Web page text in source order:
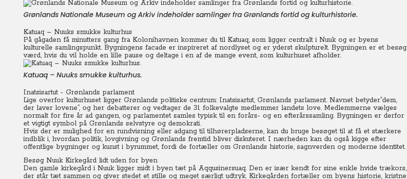
Grønlands Nationale Museum og Arkiv indeholder samlinger fra Grønlands fortid og kulturhistorie.
Katuaq – Nuuks smukke kulturhus
På gågaden få minutters gang fra Kolonihavnen kommer du til Katuaq, som ligger centralt i Nuuk og er byens
kulturelle samlingspunkt. Bygningens facade er inspireret af nordlyset og er yderst skulpturelt. Bygningen er et besøg
værd, hvis du vil holde en lille pause og deltage i en af de mange event, som kulturhuset afholder.
Katuaq – Nuuks smukke kulturhus.
Inatsisartut - Grønlands parlament
Lige overfor kulturhuset ligger Grønlands politiske centrum: Inatsisartut, Grønlands parlament. Navnet betyder”dem,
der laver lovene”, og her debatterer og vedtager de 31 folkevalgte medlemmer landets love. Medlemmerne vælges
normalt for fire år ad gangen, og parlamentet samles typisk til en forårs- og en efterårssamling. Bygningen er derfor
et vigtigt symbol på Grønlands selvstyre og demokrati.
Hvis der er mulighed for en rundvisning eller adgang til tilhørerpladserne, kan du bruge besøget til at få et stærkere
indblik i, hvordan politik, lovgivning og Grønlands fremtid bliver diskuteret. I nærheden kan du også kigge efter
offentlige bygninger og kunst i byrummet, fordi de fortæller om Grønlands historie, sagnverden og moderne identitet.
Besøg Nuuk Kirkegård lidt uden for byen
Den gamle kirkegård i Nuuk ligger midt i byen tæt på Aqqusinersuaq. Den er især kendt for sine enkle hvide trækors,
der står tæt sammen og giver stedet et stille og meget særligt udtryk. Kirkegården fortæller om byens historie, kristne